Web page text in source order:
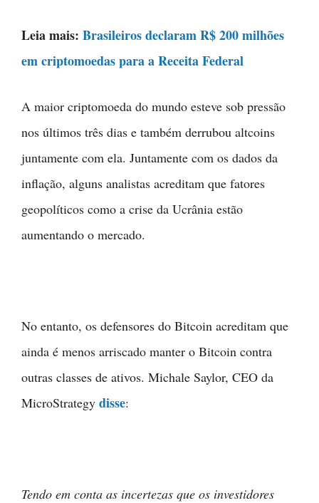
Leia mais: Brasileiros declaram R$ 200 milhões
em criptomoedas para a Receita Federal
A maior criptomoeda do mundo esteve sob pressão
nos últimos três dias e também derrubou altcoins
juntamente com ela. Juntamente com os dados da
inflação, alguns analistas acreditam que fatores
geopolíticos como a crise da Ucrânia estão
aumentando o mercado.
No entanto, os defensores do Bitcoin acreditam que
ainda é menos arriscado manter o Bitcoin contra
outras classes de ativos. Michale Saylor, CEO da
MicroStrategy disse:
Tendo em conta as incertezas que os investidores